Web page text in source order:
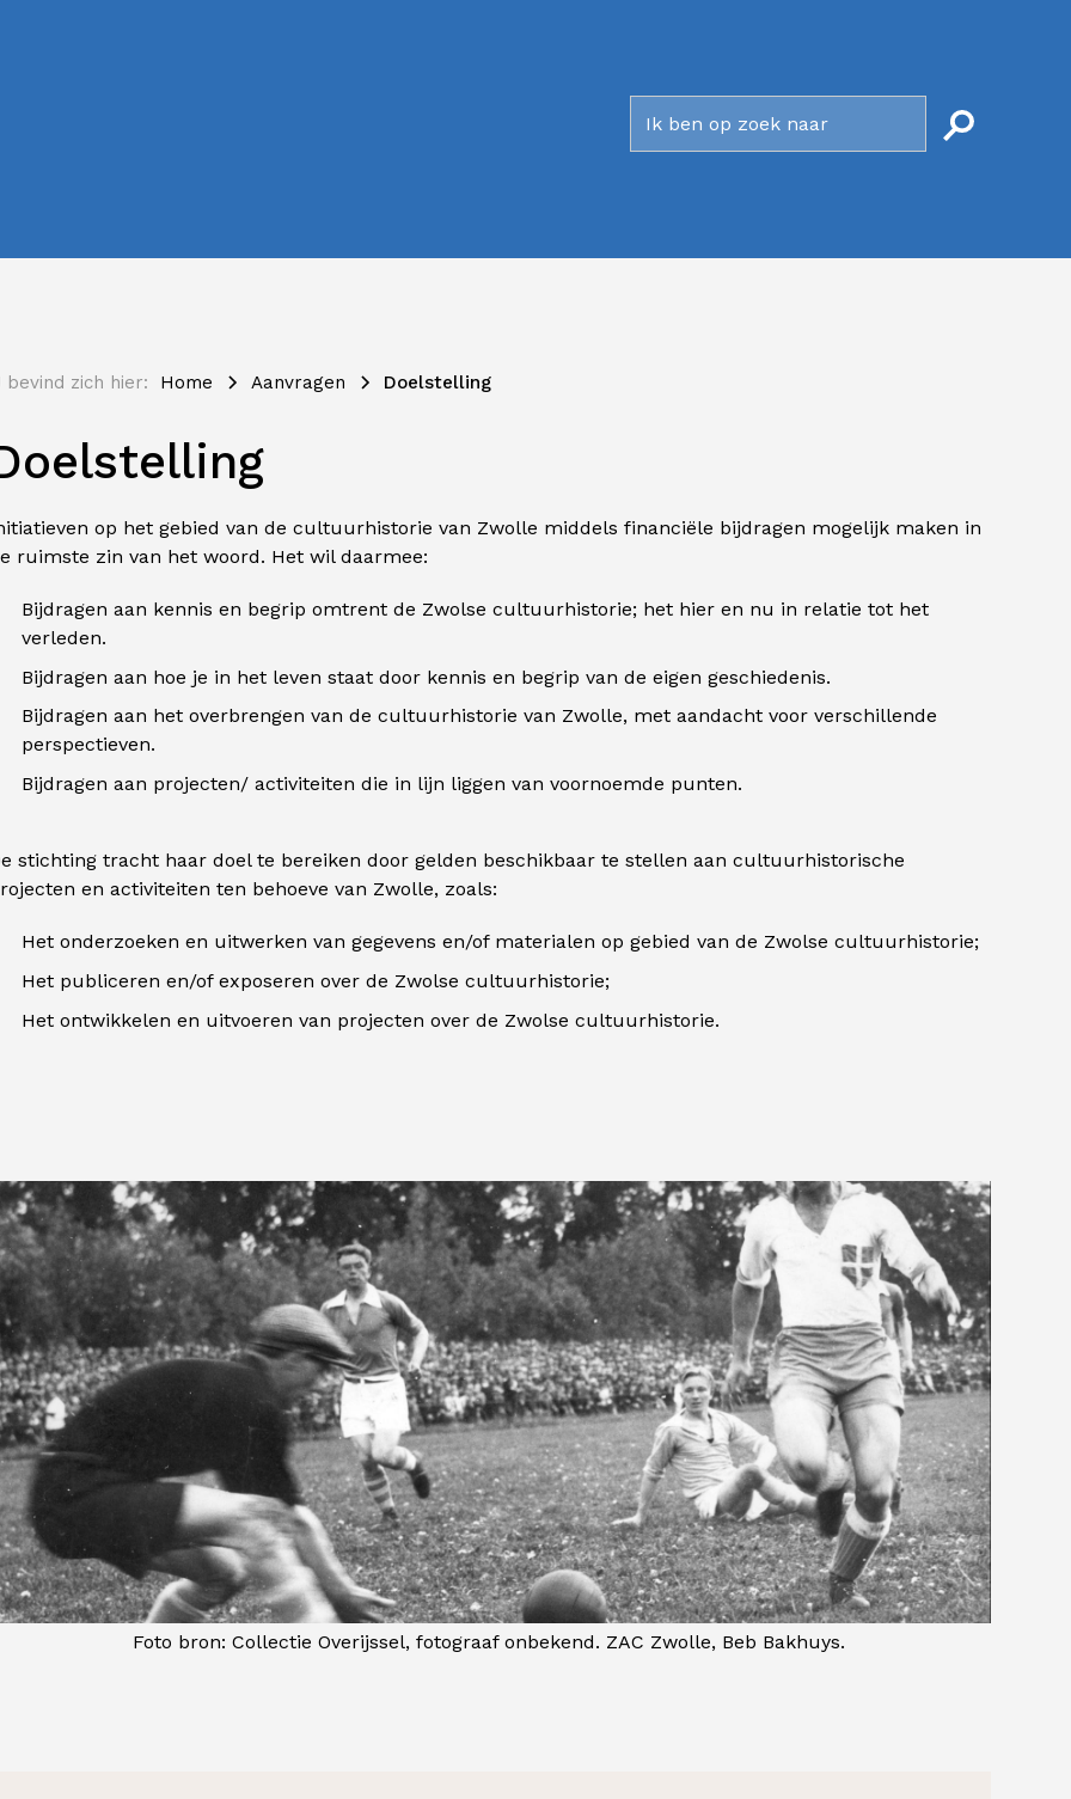
bevind zich hier: Home Aanvragen Doelstelling
op het gebied van de cultuurhistorie van Zwolle middels financiële bijdragen mogelijk maken in
ruimste zin van het woord. Het wil daarmee:
Bijdragen aan kennis en begrip omtrent de Zwolse cultuurhistorie; het hier en nu in relatie tot het
verleden.
Bijdragen aan hoe je in het leven staat door kennis en begrip van de eigen geschiedenis.
Bijdragen aan het overbrengen van de cultuurhistorie van Zwolle, met aandacht voor verschillende
perspectieven.
Bijdragen aan projecten/ activiteiten die in lijn liggen van voornoemde punten.
stichting tracht haar doel te bereiken door gelden beschikbaar te stellen aan cultuurhistorische
en activiteiten ten behoeve van Zwolle, zoals:
Het onderzoeken en uitwerken van gegevens en/of materialen op gebied van de Zwolse cultuurhistorie;
Het publiceren en/of exposeren over de Zwolse cultuurhistorie;
Het ontwikkelen en uitvoeren van projecten over de Zwolse cultuurhistorie.
Foto bron: Collectie Overijssel, fotograaf onbekend. ZAC Zwolle, Beb Bakhuys.